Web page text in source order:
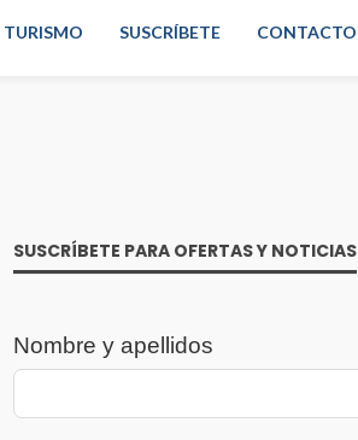
TURISMO SUSCRÍBETE CONTACTO
SUSCRÍBETE PARA OFERTAS Y NOTICIAS
Nombre y apellidos